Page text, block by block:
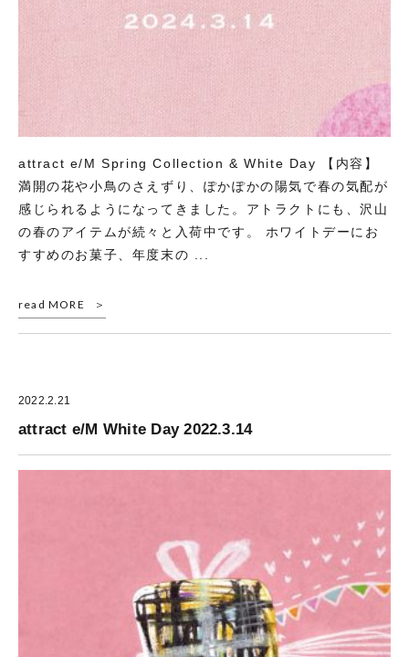
attract e/M Spring Collection & White Day 【内容】
満開の花や小鳥のさえずり、ぽかぽかの陽気で春の気配が
感じられるようになってきました。アトラクトにも、沢山
の春のアイテムが続々と入荷中です。 ホワイトデーにお
すすめのお菓子、年度末の ...
read MORE
2022.2.21
attract e/M White Day 2022.3.14